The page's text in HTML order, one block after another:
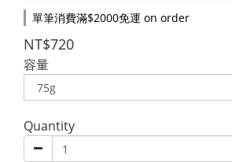
單筆消費滿$2000免運 on order
NT$720
容量
Quantity